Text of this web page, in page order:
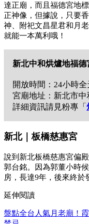
達正廟，而且福德宮地
正神像，但據說，只要
神、附祀文昌星君和月
就能一本萬利哦！
新北中和烘爐地福德
開放時間：24小時全
宮廟地址：新北市
詳細資訊請見粉專「
新北｜板橋慈惠宮
說到新北板橋慈惠宮偏
郭台銘。因為郭董小時
房，長達9年，後來終於
延伸閱讀
盤點全台人氣月老廟！